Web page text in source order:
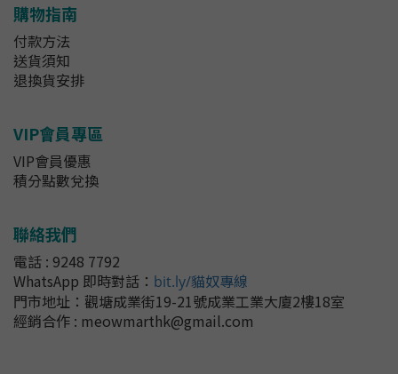
購物指南
付款方法
送貨須知
退換貨安排
VIP會員專區
VIP會員優惠
積分點數兌換
聯絡我們
電話 : 9248 7792
WhatsApp 即時對話 ： bit.ly/貓奴專線
門市地址： 觀塘成業街19-21號成業工業大廈2樓18室
經銷合作 : meowmarthk@gmail.com